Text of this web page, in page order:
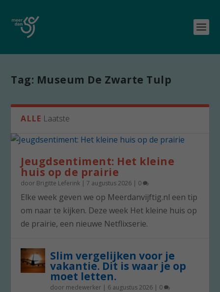
Tag: Museum De Zwarte Tulp
ALLE Laatste
Jeugdsentiment: Het kleine
huis op de prairie
door Brigitte Leferink |7 augustus 2026 | 0
Elke week geven we op Meerdanvijftig.nl een tip
om naar te kijken. Deze week Het kleine huis op
de prairie, een nieuwe Netflixserie.
Slim vergelijken voor je
vakantie. Dit is waar je op
moet letten.
door medewerker | 6 augustus 2026 | 0